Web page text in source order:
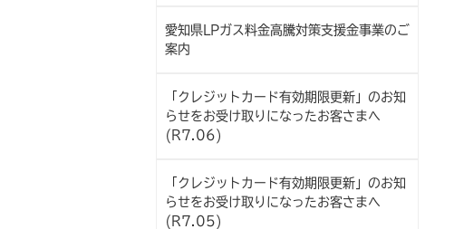
愛知県LPガス料金高騰対策支援金事業のご
案内
「クレジットカード有効期限更新」のお知
らせをお受け取りになったお客さまへ
(R7.06)
「クレジットカード有効期限更新」のお知
らせをお受け取りになったお客さまへ
(R7.05)